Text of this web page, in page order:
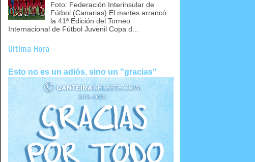
Foto: Federación Interinsular de
Fútbol (Canarias) El martes arrancó
la 41ª Edición del Torneo
Internacional de Fútbol Juvenil Copa d...
Última Hora
Esto no es un adiós, sino un "gracias"